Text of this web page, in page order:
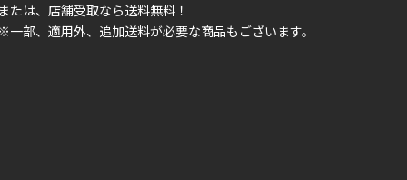
または、店舗受取なら送料無料！
※一部、適用外、追加送料が必要な商品もございます。